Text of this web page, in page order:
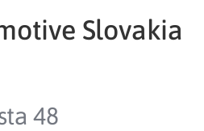
Slovakia
48